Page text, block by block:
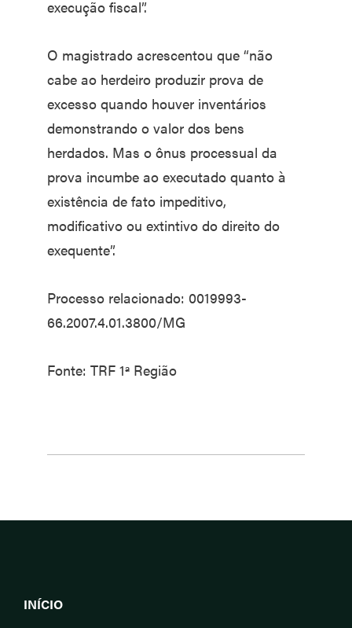
execução fiscal”.
O magistrado acrescentou que “não
cabe ao herdeiro produzir prova de
excesso quando houver inventários
demonstrando o valor dos bens
herdados. Mas o ônus processual da
prova incumbe ao executado quanto à
existência de fato impeditivo,
modificativo ou extintivo do direito do
exequente”.
Processo relacionado: 0019993-
66.2007.4.01.3800/MG
Fonte: TRF 1ª Região
INÍCIO